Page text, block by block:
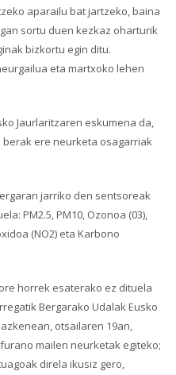
aparailu bat jartzeko, baina
sortu duen kezkaz oharturik
bizkortu egin ditu.
eta martxoko lehen
Jaurlaritzaren eskumena da,
ere neurketa osagarriak
jarriko den sentsoreak
PM2.5, PM10, Ozonoa (03),
(NO2) eta Karbono
horrek esaterako ez dituela
Bergarako Udalak Eusko
otsailaren 19an,
mailen neurketak egiteko;
direla ikusiz gero,